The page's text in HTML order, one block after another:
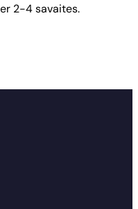
2-4 savaites.